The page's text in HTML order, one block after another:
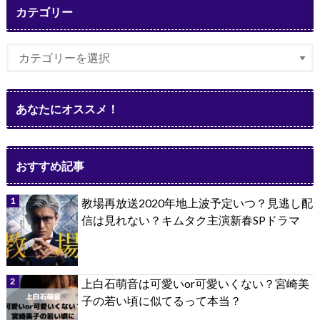
カテゴリー
あなたにオススメ！
おすすめ記事
教場再放送2020年地上波予定いつ？見逃し配
信は見れない？キムタク主演新春SPドラマ
上白石萌音は可愛いor可愛いくない？宮崎美
子の若い頃に似てるって本当？